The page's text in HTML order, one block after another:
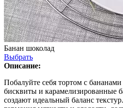
Банан шоколад
Выбрать
Описание:
Побалуйте себя тортом с
бисквиты и карамелизированные
создают идеальный баланс